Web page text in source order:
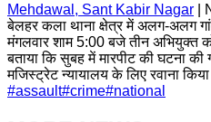
Mehdawal, Sant Kabir Nagar
बेलहर कला थाना क्षेत्र में अलग-अलग
मंगलवार शाम 5:00 बजे तीन अभियुक्त
बताया कि सुबह में मारपीट की घटना की
मजिस्ट्रेट न्यायालय के लिए रवाना
#assault#crime#national